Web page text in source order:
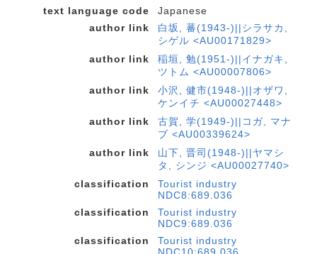
text language code
Japanese
author link
白坂, 蕃(1943-)||シラサカ,
シゲル <AU00171829>
author link
稲垣, 勉(1951-)||イナガキ,
ツトム <AU00007806>
author link
小沢, 健市(1948-)||オザワ,
ケンイチ <AU00027448>
author link
古賀, 学(1949-)||コガ, マナ
ブ <AU00339624>
author link
山下, 晋司(1948-)||ヤマシ
タ, シンジ <AU00027740>
classification
Tourist industry
NDC8:689.036
classification
Tourist industry
NDC9:689.036
classification
Tourist industry